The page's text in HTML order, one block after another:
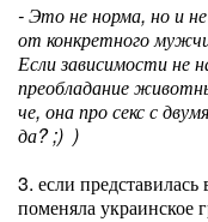
- Это не норма, но и
от конкретного
Если зависимости не
преобладание
че, она про секс с
да? ;) )
3. если
поменяла украинское